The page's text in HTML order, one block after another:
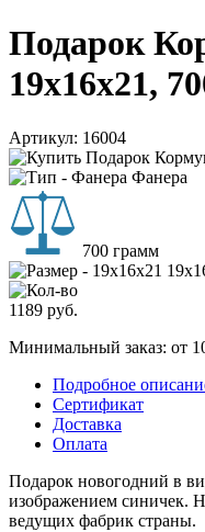
Подарок
19x16x21,
Артикул: 16004
Фанера
700 грамм
1189 руб.
Минимальный заказ: от
Подробное
Сертификат
Доставка
Оплата
Подарок новогодний в
изображением синичек.
ведущих фабрик страны.